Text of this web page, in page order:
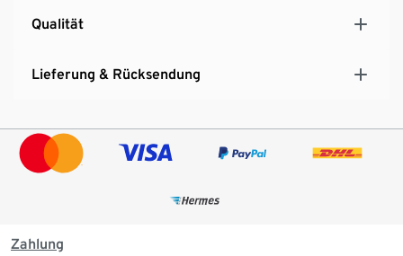
Qualität
Lieferung & Rücksendung
Zahlung